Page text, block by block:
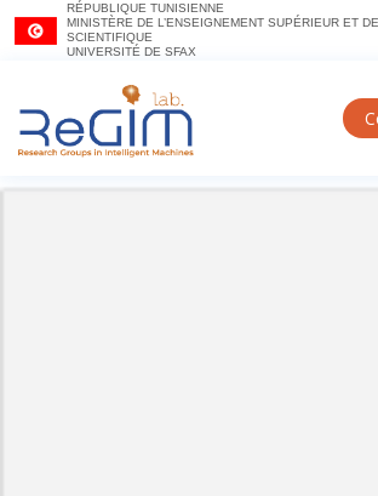
RÉPUBLIQUE TUNISIENNE
MINISTÈRE DE L’ENSEIGNEMENT SUPÉRIEUR ET
SCIENTIFIQUE
UNIVERSITÉ DE SFAX